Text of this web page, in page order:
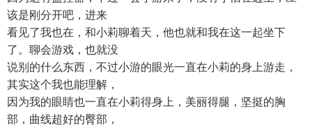
该是刚分开吧，进来
看见了我也在，和小莉聊着天，他也就和我在这一起坐下
了。聊会游戏，也就没
说别的什么东西，不过小游的眼光一直在小莉的身上游走，
其实这个我也能理解，
因为我的眼睛也一直在小莉得身上，美丽得腿，坚挺的胸
部，曲线超好的臀部，